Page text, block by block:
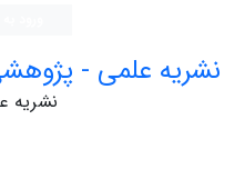
نشریه علمی -
نشریه